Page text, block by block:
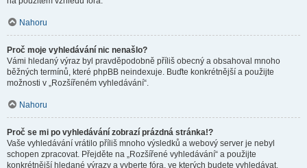
Nahoru
Proč moje vyhledávání nic nenašlo?
Vámi hledaný výraz byl pravděpodobně příliš obecný a obsahoval mnoho
běžných termínů, které phpBB neindexuje. Buďte konkrétnější a použijte
možnosti v „Rozšířeném vyhledávání“.
Nahoru
Proč se mi po vyhledávání zobrazí prázdná stránka!?
Vaše vyhledávání vrátilo příliš mnoho výsledků a webový server je nebyl
schopen zpracovat. Přejděte na „Rozšířené vyhledávání“ a použijte
konkrétnější hledané výrazy a vyberte fóra, ve kterých budete vyhledávat.